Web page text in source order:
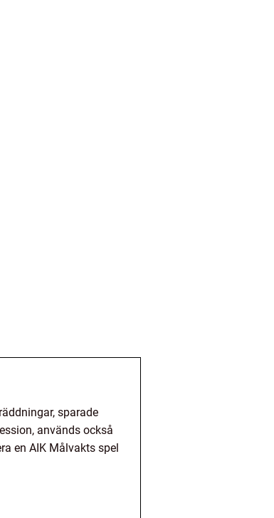
sparade
används också
en AIK Målvakts spel